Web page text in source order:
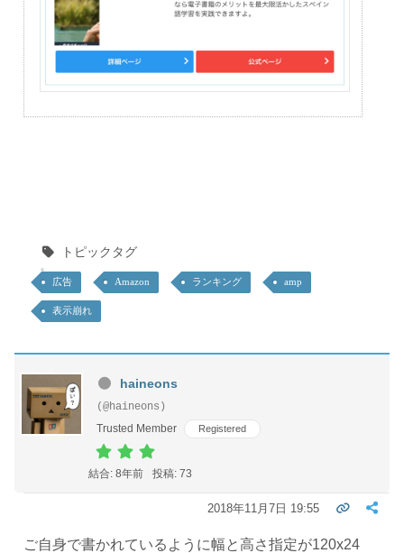
トピックタグ
広告 Amazon ランキング amp
表示崩れ
haineons
(@haineons)
Trusted Member
Registered
結合: 8年前 投稿: 73
2018年11月7日 19:55
ご自身で書かれているように幅と高さ指定が120x24